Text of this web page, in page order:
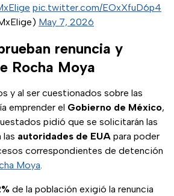
pic.twitter.com/EOxXfuD6p4
May 7, 2026
renuncia y
Rocha Moya
y al ser cuestionados sobre las
emprender el Gobierno de México,
pidió que se solicitarán las
las autoridades de EUA para poder
correspondientes de detención
Moya.
de la población exigió la renuncia